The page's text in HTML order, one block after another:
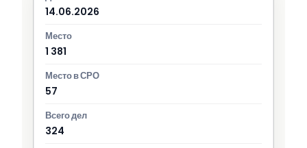
14.06.2026
1 381
57
324